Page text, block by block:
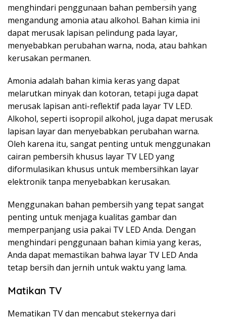
menghindari penggunaan bahan pembersih yang
mengandung amonia atau alkohol. Bahan kimia ini
dapat merusak lapisan pelindung pada layar,
menyebabkan perubahan warna, noda, atau bahkan
kerusakan permanen.
Amonia adalah bahan kimia keras yang dapat
melarutkan minyak dan kotoran, tetapi juga dapat
merusak lapisan anti-reflektif pada layar TV LED.
Alkohol, seperti isopropil alkohol, juga dapat merusak
lapisan layar dan menyebabkan perubahan warna.
Oleh karena itu, sangat penting untuk menggunakan
cairan pembersih khusus layar TV LED yang
diformulasikan khusus untuk membersihkan layar
elektronik tanpa menyebabkan kerusakan.
Menggunakan bahan pembersih yang tepat sangat
penting untuk menjaga kualitas gambar dan
memperpanjang usia pakai TV LED Anda. Dengan
menghindari penggunaan bahan kimia yang keras,
Anda dapat memastikan bahwa layar TV LED Anda
tetap bersih dan jernih untuk waktu yang lama.
Matikan TV
Mematikan TV dan mencabut stekernya dari